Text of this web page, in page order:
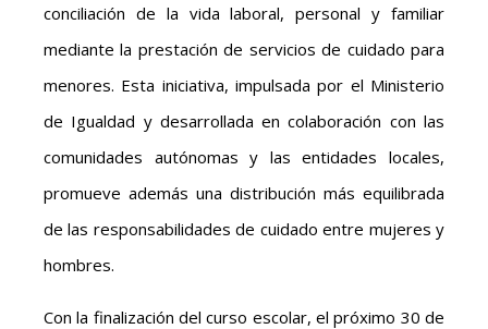
conciliación de la vida laboral, personal y familiar
mediante la prestación de servicios de cuidado para
menores. Esta iniciativa, impulsada por el Ministerio
de Igualdad y desarrollada en colaboración con las
comunidades autónomas y las entidades locales,
promueve además una distribución más equilibrada
de las responsabilidades de cuidado entre mujeres y
hombres.
Con la finalización del curso escolar, el próximo 30 de